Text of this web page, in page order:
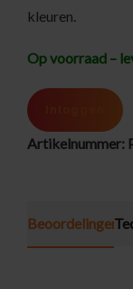
kleuren.
Op voorraad –
Artikelnummer:
Beoordelingen